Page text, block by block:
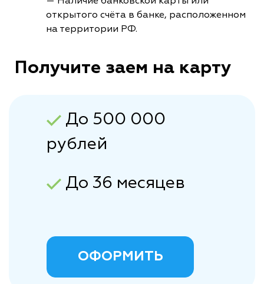
открытого счёта в банке, расположенном
на территории РФ.
Получите заем на карту
До 500 000
рублей
До 36 месяцев
ОФОРМИТЬ